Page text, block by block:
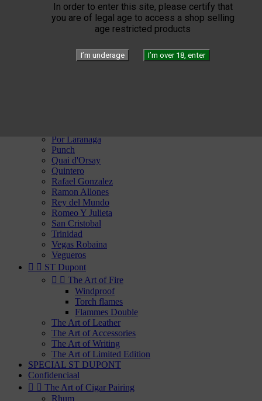
In order to enter this site, please certify that
you are of legal age to access a shop selling
age restricted products
I’m underage I’m over 18, enter
Cigars
Habanos available
Por Laranaga
Punch
Quai d'Orsay
Quintero
Rafael Gonzalez
Ramon Allones
Rey del Mundo
Romeo Y Julieta
San Cristobal
Trinidad
Vegas Robaina
Vegueros
  ST Dupont
  The Art of Fire
Windproof
Torch flames
Flammes Double
The Art of Leather
The Art of Accessories
The Art of Writing
The Art of Limited Edition
SPECIAL ST DUPONT
Confidenciaal
  The Art of Cigar Pairing
Rhum